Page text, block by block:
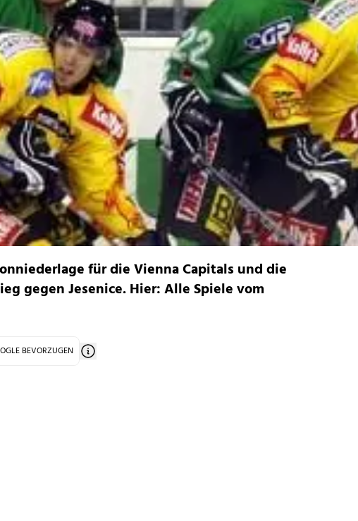
für die Vienna Capitals und die
gegen Jesenice. Hier: Alle Spiele vom
BEVORZUGEN